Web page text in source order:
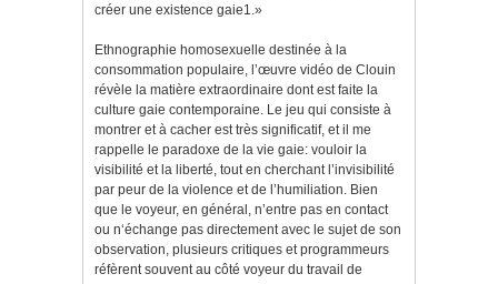
créer une existence gaie1.»
Ethnographie homosexuelle destinée à la
consommation populaire, l’œuvre vidéo de Clouin
révèle la matière extraordinaire dont est faite la
culture gaie contemporaine. Le jeu qui consiste à
montrer et à cacher est très significatif, et il me
rappelle le paradoxe de la vie gaie: vouloir la
visibilité et la liberté, tout en cherchant l’invisibilité
par peur de la violence et de l’humiliation. Bien
que le voyeur, en général, n’entre pas en contact
ou n‘échange pas directement avec le sujet de son
observation, plusieurs critiques et programmeurs
réfèrent souvent au côté voyeur du travail de